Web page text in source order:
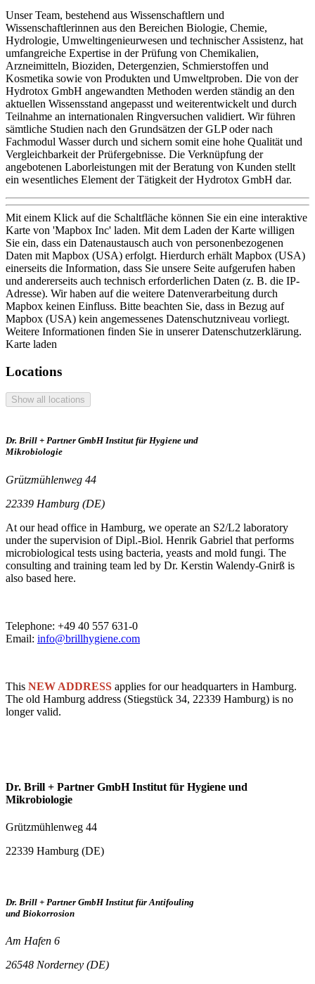
Unser Team, bestehend aus Wissenschaftlern und
Wissenschaftlerinnen aus den Bereichen Biologie, Chemie,
Hydrologie, Umweltingenieurwesen und technischer Assistenz, hat
umfangreiche Expertise in der Prüfung von Chemikalien,
Arzneimitteln, Bioziden, Detergenzien, Schmierstoffen und
Kosmetika sowie von Produkten und Umweltproben. Die von der
Hydrotox GmbH angewandten Methoden werden ständig an den
aktuellen Wissensstand angepasst und weiterentwickelt und durch
Teilnahme an internationalen Ringversuchen validiert. Wir führen
sämtliche Studien nach den Grundsätzen der GLP oder nach
Fachmodul Wasser durch und sichern somit eine hohe Qualität und
Vergleichbarkeit der Prüfergebnisse. Die Verknüpfung der
angebotenen Laborleistungen mit der Beratung von Kunden stellt
ein wesentliches Element der Tätigkeit der Hydrotox GmbH dar.
Mit einem Klick auf die Schaltfläche können Sie ein eine interaktive
Karte von 'Mapbox Inc' laden. Mit dem Laden der Karte willigen
Sie ein, dass ein Datenaustausch auch von personenbezogenen
Daten mit Mapbox (USA) erfolgt. Hierdurch erhält Mapbox (USA)
einerseits die Information, dass Sie unsere Seite aufgerufen haben
und andererseits auch technisch erforderlichen Daten (z. B. die IP-
Adresse). Wir haben auf die weitere Datenverarbeitung durch
Mapbox keinen Einfluss. Bitte beachten Sie, dass in Bezug auf
Mapbox (USA) kein angemessenes Datenschutzniveau vorliegt.
Weitere Informationen finden Sie in unserer Datenschutzerklärung.
Karte laden
Locations
Show all locations
Dr. Brill + Partner GmbH Institut für Hygiene und
Mikrobiologie
Grützmühlenweg 44
22339 Hamburg (DE)
At our head office in Hamburg, we operate an S2/L2 laboratory
under the supervision of Dipl.-Biol. Henrik Gabriel that performs
microbiological tests using bacteria, yeasts and mold fungi. The
consulting and training team led by Dr. Kerstin Walendy-Gnirß is
also based here.
Telephone: +49 40 557 631-0
Email: info@brillhygiene.com
This NEW ADDRESS applies for our headquarters in Hamburg.
The old Hamburg address (Stiegstück 34, 22339 Hamburg) is no
longer valid.
Dr. Brill + Partner GmbH Institut für Hygiene und
Mikrobiologie
Grützmühlenweg 44
22339 Hamburg (DE)
Dr. Brill + Partner GmbH Institut für Antifouling
und Biokorrosion
Am Hafen 6
26548 Norderney (DE)